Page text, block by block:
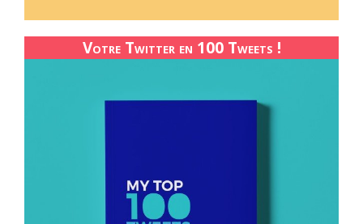
Votre Twitter en 100 Tweets !